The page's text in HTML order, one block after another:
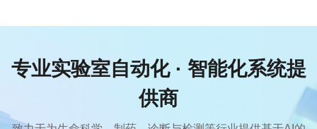
专业实验室自动化 · 智能化系统提
供商